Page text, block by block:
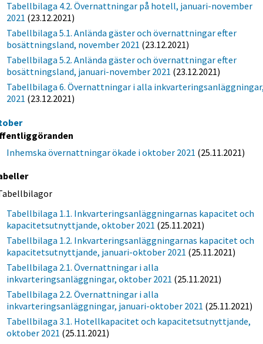
Tabellbilaga 4.2. Övernattningar på hotell, januari-november
2021 (23.12.2021)
Tabellbilaga 5.1. Anlända gäster och övernattningar efter
bosättningsland, november 2021 (23.12.2021)
Tabellbilaga 5.2. Anlända gäster och övernattningar efter
bosättningsland, januari-november 2021 (23.12.2021)
Tabellbilaga 6. Övernattningar i alla
2021 (23.12.2021)
Inhemska övernattningar ökade i oktober 2021 (25.11.2021)
Tabellbilaga 1.1. Inkvarteringsanläggningarnas kapacitet och
kapacitetsutnyttjande, oktober 2021 (25.11.2021)
Tabellbilaga 1.2. Inkvarteringsanläggningarnas kapacitet och
kapacitetsutnyttjande, januari-oktober 2021 (25.11.2021)
Tabellbilaga 2.1. Övernattningar i alla
inkvarteringsanläggningar, oktober 2021 (25.11.2021)
Tabellbilaga 2.2. Övernattningar i alla
inkvarteringsanläggningar, januari-oktober 2021 (25.11.2021)
Tabellbilaga 3.1. Hotellkapacitet och kapacitetsutnyttjande,
oktober 2021 (25.11.2021)